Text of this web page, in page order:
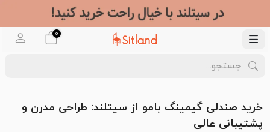
0
خرید صندلی گیمینگ بامو از سیتلند: طراحی مدرن و
پشتیبانی عالی